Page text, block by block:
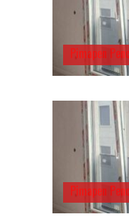
Pimapen
Pimapen